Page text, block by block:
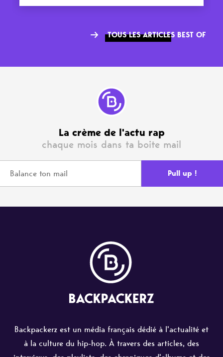
TOUS LES ARTICLES BEST OF
La crème de l'actu rap
chaque mois dans ta boite mail
Backpackerz est un média français dédié à l'actualité et
à la culture du hip-hop. À travers des articles, des